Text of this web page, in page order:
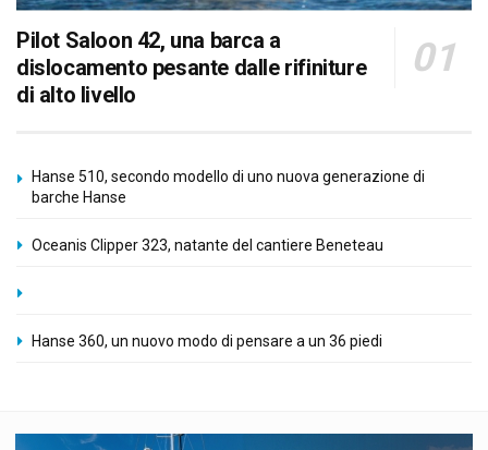
Pilot Saloon 42, una barca a
dislocamento pesante dalle rifiniture
di alto livello
Hanse 510, secondo modello di uno nuova generazione di
barche Hanse
Oceanis Clipper 323, natante del cantiere Beneteau
Hanse 360, un nuovo modo di pensare a un 36 piedi